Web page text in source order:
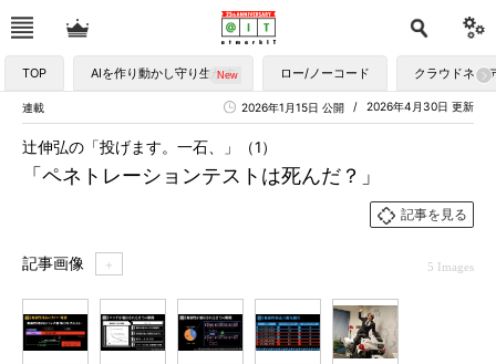
TOP AIを作り動かし守り生かす ロー/ノーコード クラウドネイ
連載 2026年4月30日 更新
2026年1月15日 公開
「ペネトレーションテストは死んだ？」
辻伸弘の「投げます。一石、」（1）
記事を見る
記事画像 ＋ 5 Images